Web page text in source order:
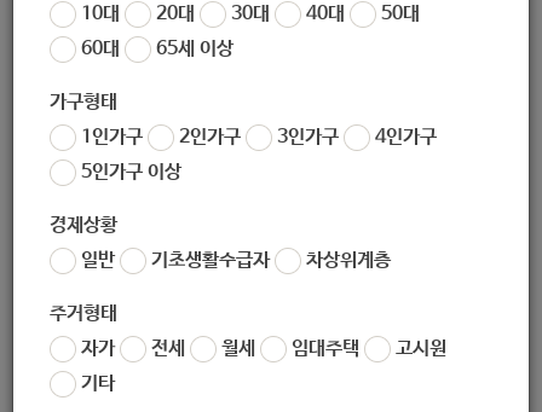
10대
20대 30대 40대
50대
60대
65세 이상
가구형태
1인가구
2인가구 3인가구
4인가구
5인가구 이상
경제상황
일반
기초생활수급자 차상위계층
주거형태
자가
전세 월세 임대주택
고시원
기타
우리 협회에서는 신림종합사회복지관의 요청으로 '코로나19
내하오니 많은 관심과 참여 바랍니다.
회 "코로나와 함께 한 1년, 우리는 안녕합니다"
나. 일시 : 2020. 12. 17.(목) 15시 ~ 16시 30분
다. 방법 : 유튜브 라이브
라. 신청 : 온라인 신청 (https://docs.google.com/forms/d/e/
1FAIpQLSfxrRGVKiTTIPY3Nnmd1FnPyT4sb9GNHvGP6R3M